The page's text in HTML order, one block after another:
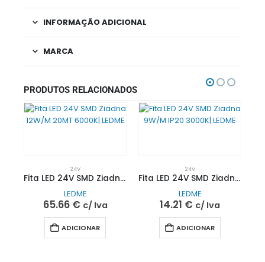
INFORMAÇÃO ADICIONAL
MARCA
PRODUTOS RELACIONADOS
24V
Fita LED 24V SMD Ziadna 12W/M 20MT 6000K| LEDME
LEDME
65.66 € c/ Iva
ADICIONAR
24V
Fita LED 24V SMD Ziadna 9W/M IP20 3000K| LEDME
LEDME
14.21 € c/ Iva
ADICIONAR